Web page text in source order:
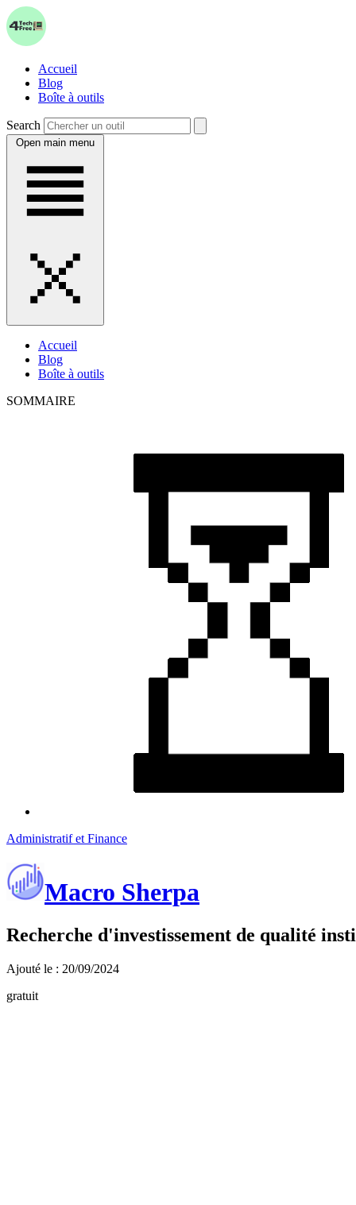
Accueil
Blog
Boîte à outils
Search
Open main menu
Accueil
Blog
Boîte à outils
SOMMAIRE
Administratif et Finance
Macro Sherpa
Recherche d'investissement de qualité
Ajouté le : 20/09/2024
gratuit